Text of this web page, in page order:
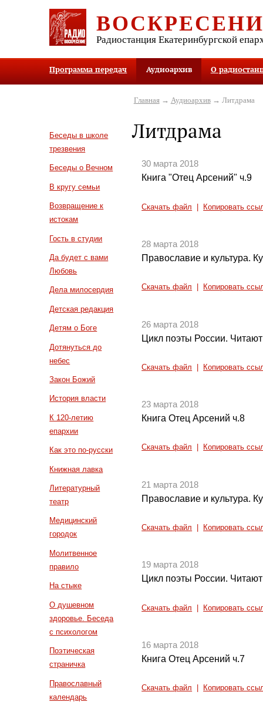
Радиостанция Екатеринбургской
Программа передач Аудиоархив О
Беседы в школе
трезвения
Беседы о Вечном
В кругу семьи
Возвращение к
истокам
Гость в студии
Да будет с вами
Любовь
Дела милосердия
Детская редакция
Детям о Боге
Дотянуться до
небес
Закон Божий
История власти
К 120-летию
епархии
Как это по-русски
Книжная лавка
Литературный
театр
Медицинский
городок
Молитвенное
правило
На стыке
О душевном
здоровье. Беседа
с психологом
Поэтическая
страничка
Православный
календарь
Главная→ Аудиоархив→ Литдрама
Литдрама
30 марта 2018
Книга "Отец Арсений" ч.9
Скачать файл Копировать
28 марта 2018
Православие и культура.
Скачать файл Копировать
26 марта 2018
Цикл поэты России.
Скачать файл Копировать
23 марта 2018
Книга Отец Арсений ч.8
Скачать файл Копировать
21 марта 2018
Православие и культура.
Скачать файл Копировать
19 марта 2018
Цикл поэты России.
Скачать файл Копировать
16 марта 2018
Книга Отец Арсений ч.7
Скачать файл Копировать